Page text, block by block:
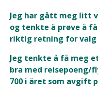
Jeg har gått meg litt
og tenkte å prøve å
riktig retning for valg
Jeg tenkte å få meg
bra med reisepoeng/
700 i året som avgift